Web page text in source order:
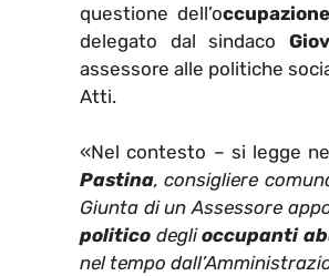
questione dell’o
delegato dal sindaco
assessore alle politiche
Atti.
«Nel contesto – si legge
Pastina, consigliere
Giunta di un Assessore
politico deglioccupanti
nel tempo